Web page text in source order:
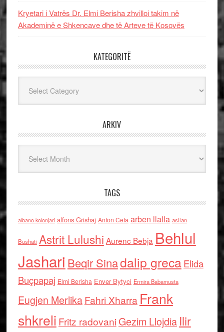
Kryetari i Vatrës Dr. Elmi Berisha zhvilloi takim në
Akademinë e Shkencave dhe të Arteve të Kosovës
KATEGORITË
ARKIV
TAGS
albano kolonjari alfons Grishaj Anton Cefa arben llalla asllan
Bushati Astrit Lulushi Aurenc Bebja Behlul
Jashari Beqir Sinadalip grecaElida
Buçpapaj Elmi Berisha Enver Bytyci Ermira Babamusta
Eugjen MerlikaFahri Xharra Frank
shkreli Fritz radovaniGezim Llojdia Ilir